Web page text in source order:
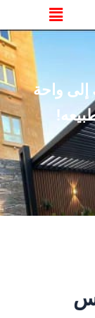
القائمة
واحة